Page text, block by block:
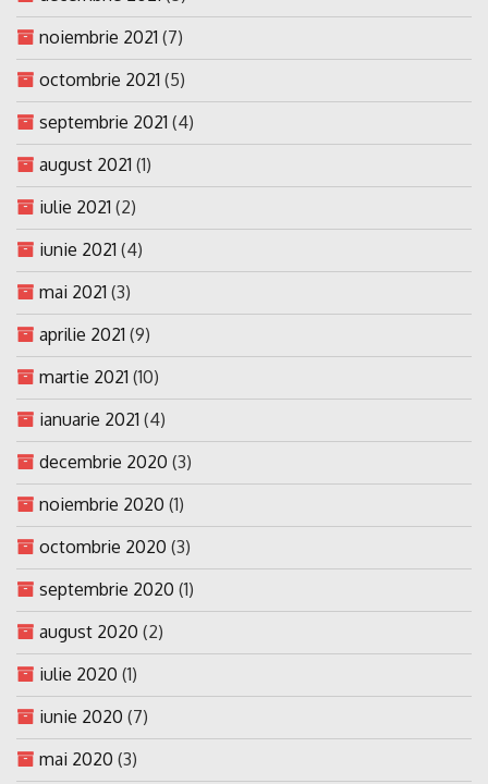
noiembrie 2021 (7)
octombrie 2021 (5)
septembrie 2021 (4)
august 2021 (1)
iulie 2021 (2)
iunie 2021 (4)
mai 2021 (3)
aprilie 2021 (9)
martie 2021 (10)
ianuarie 2021 (4)
decembrie 2020 (3)
noiembrie 2020 (1)
octombrie 2020 (3)
septembrie 2020 (1)
august 2020 (2)
iulie 2020 (1)
iunie 2020 (7)
mai 2020 (3)